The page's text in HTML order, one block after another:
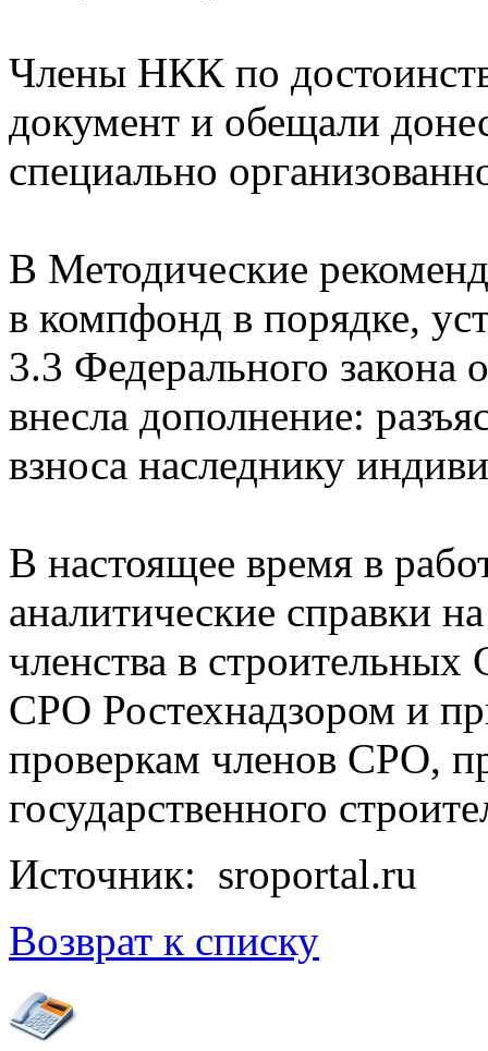
Члены НКК по
документ и обещали
специально
В Методические
в компфонд в порядке,
3.3 Федерального
внесла дополнение:
взноса наследнику
В настоящее время в
аналитические справки
членства в строительных
СРО Ростехнадзором и
проверкам членов СРО,
государственного
Источник: sroportal.ru
Возврат к списку